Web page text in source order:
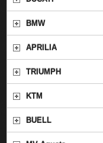
BMW
APRILIA
TRIUMPH
KTM
BUELL